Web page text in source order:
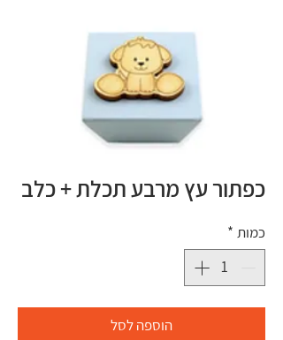
כפתור עץ מרבע תכלת + כלב
כמות *
הוספה לסל